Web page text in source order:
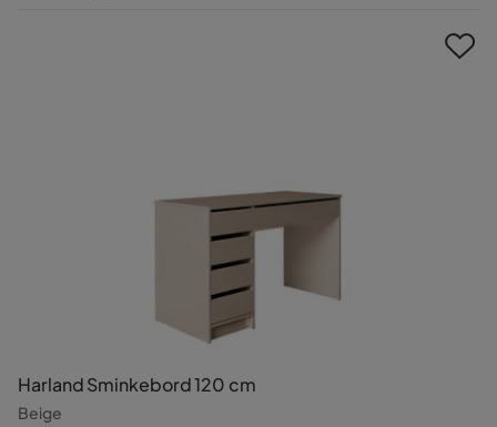
Harland Sminkebord 120 cm
Beige